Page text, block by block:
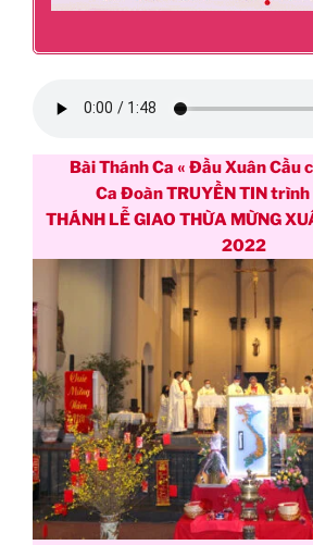
Bài Thánh Ca « Đầu Xuân Cầu
Ca Đoàn TRUYỀN TIN
THÁNH LỄ GIAO THỪA MỪNG
2022